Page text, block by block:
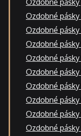
Ozdobné pásky
Ozdobné pásky
Ozdobné
Ozdobné
Ozdobné pásky
Ozdobné
Ozdobné
Ozdobné
Ozdobné
Ozdobné